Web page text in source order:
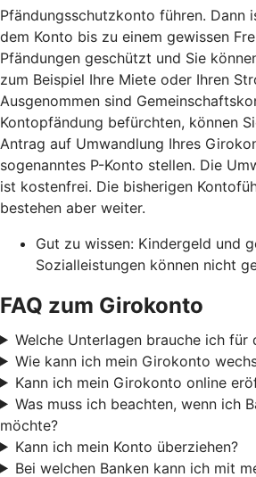
Pfändungsschutzkonto führen. Dann
dem Konto bis zu einem gewissen
Pfändungen geschützt und Sie
zum Beispiel Ihre Miete oder Ihren
Ausgenommen sind
Kontopfändung befürchten, können
Antrag auf Umwandlung Ihres
sogenanntes P-Konto stellen. Die
ist kostenfrei. Die bisherigen
bestehen aber weiter.
Gut zu wissen: Kindergeld und
Sozialleistungen können nicht
FAQ zum Girokonto
Welche Unterlagen brauche ich für
Wie kann ich mein Girokonto
Kann ich mein Girokonto online
Was muss ich beachten, wenn ich
möchte?
Kann ich mein Konto überziehen?
Bei welchen Banken kann ich mit